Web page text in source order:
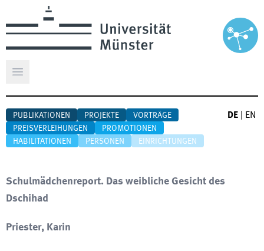
Hauptmenü öffnen
PUBLIKATIONEN PROJEKTE
VORTRÄGE
PREISVERLEIHUNGEN
PROMOTIONEN
HABILITATIONEN
PERSONEN EINRICHTUNGEN
DE EN
Schulmädchenreport. Das weibliche Gesicht des
Dschihad
Priester, Karin